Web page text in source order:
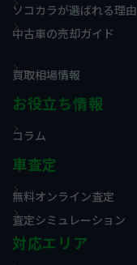
ソコカラが選ばれる理由
中古車の売却ガイド
買取相場情報
お役立ち情報
コラム
車査定
無料オンライン査定
査定シミュレーション
対応エリア